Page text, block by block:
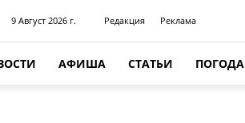
9 Август 2026 г. Редакция Реклама
АФИША СТАТЬИ ПОГОДА